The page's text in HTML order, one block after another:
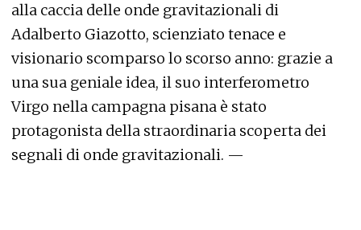
alla caccia delle onde gravitazionali di
Adalberto Giazotto, scienziato tenace e
visionario scomparso lo scorso anno: grazie a
una sua geniale idea, il suo interferometro
Virgo nella campagna pisana è stato
protagonista della straordinaria scoperta dei
segnali di onde gravitazionali. —